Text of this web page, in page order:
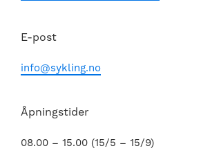
E-post
info@sykling.no
Åpningstider
08.00 – 15.00 (15/5 – 15/9)